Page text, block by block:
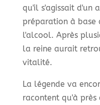
qu'il s'agissait d'un
préparation à base
l'alcool. Après
la reine aurait
vitalité.
La légende va
racontent qu'à